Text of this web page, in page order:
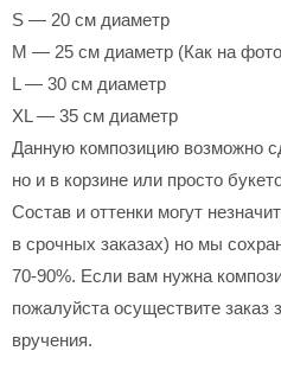
S — 20 см диаметр
M — 25 см диаметр (Как на
L — 30 см диаметр
XL — 35 см диаметр
Данную композицию возможно
но и в корзине или просто
Состав и оттенки могут
в срочных заказах) но мы
70-90%. Если вам нужна
пожалуйста осуществите заказ
вручения.